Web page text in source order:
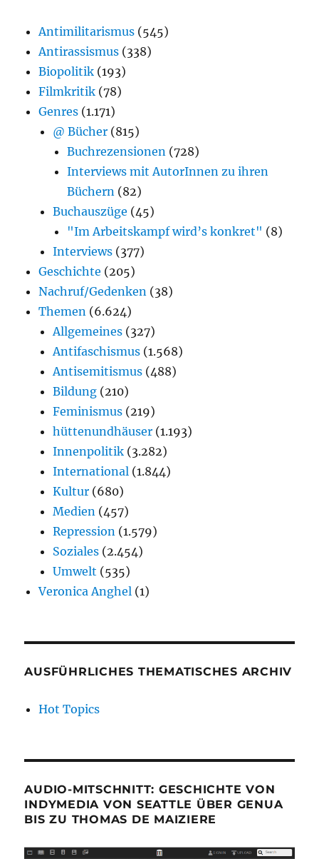
Antimilitarismus (545)
Antirassismus (338)
Biopolitik (193)
Filmkritik (78)
Genres (1.171)
@ Bücher (815)
Buchrezensionen (728)
Interviews mit AutorInnen zu ihren
Büchern (82)
Buchauszüge (45)
"Im Arbeitskampf wird’s konkret" (8)
Interviews (377)
Geschichte (205)
Nachruf/Gedenken (38)
Themen (6.624)
Allgemeines (327)
Antifaschismus (1.568)
Antisemitismus (488)
Bildung (210)
Feminismus (219)
hüttenundhäuser (1.193)
Innenpolitik (3.282)
International (1.844)
Kultur (680)
Medien (457)
Repression (1.579)
Soziales (2.454)
Umwelt (535)
Veronica Anghel (1)
AUSFÜHRLICHES THEMATISCHES ARCHIV
Hot Topics
AUDIO-MITSCHNITT: GESCHICHTE VON
INDYMEDIA VON SEATTLE ÜBER GENUA
BIS ZU THOMAS DE MAIZIERE